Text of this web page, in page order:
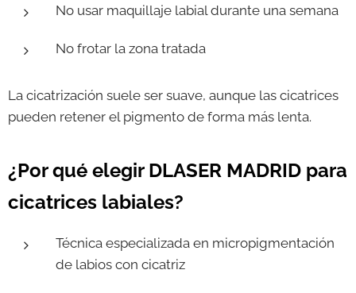
No usar maquillaje labial durante una semana
No frotar la zona tratada
La cicatrización suele ser suave, aunque las cicatrices
pueden retener el pigmento de forma más lenta.
¿Por qué elegir DLASER MADRID para
cicatrices labiales?
Técnica especializada en micropigmentación
de labios con cicatriz